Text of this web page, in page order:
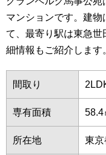
マンションです。建
て、最寄り駅は東急
細情報もご紹介します
間取り
専有面積 58.4
所在地 東京